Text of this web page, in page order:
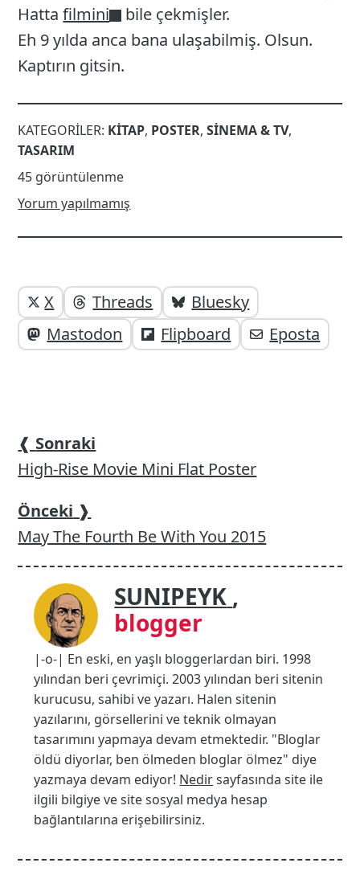
Hattafilmini
bile çekmişler.
Eh 9 yılda anca bana ulaşabilmiş. Olsun.
Kaptırın gitsin.
KATEGORILER: KITAP, POSTER,SINEMA & TV,
TASARIM
45 görüntülenme
Yorum yapılmamış
Yazı
altı
elemanları
Yazıyı
paylaşabilirsiniz;
X Threads
Bluesky
Mastodon
Flipboard Eposta
❰ Sonraki
High-Rise Movie Mini Flat Poster
Önceki ❱
May The Fourth Be With You 2015
SUNIPEYK ,
blogger
|-o-| En eski, en yaşlı bloggerlardan biri. 1998
yılından beri çevrimiçi. 2003 yılından beri sitenin
kurucusu, sahibi ve yazarı. Halen sitenin
yazılarını, görsellerini ve teknik olmayan
tasarımını yapmaya devam etmektedir. "Bloglar
öldü diyorlar, ben ölmeden bloglar ölmez" diye
yazmaya devam ediyor! Nedirsayfasında site ile
ilgili bilgiye ve site sosyal medya hesap
bağlantılarına erişebilirsiniz.